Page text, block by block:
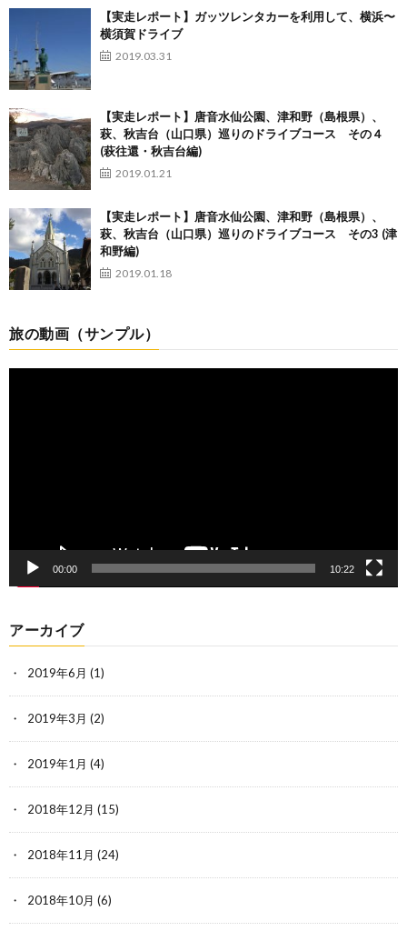
【実走レポート】ガッツレンタカーを利用して、横浜〜
横須賀ドライブ
2019.03.31
【実走レポート】唐音水仙公園、津和野（島根県）、
萩、秋吉台（山口県）巡りのドライブコース その４
(萩往還・秋吉台編)
2019.01.21
【実走レポート】唐音水仙公園、津和野（島根県）、
萩、秋吉台（山口県）巡りのドライブコース その3 (津
和野編)
2019.01.18
旅の動画（サンプル）
動
00:00 10:22
アーカイブ
2019年6月 (1)
2019年3月 (2)
2019年1月 (4)
2018年12月 (15)
2018年11月 (24)
2018年10月 (6)